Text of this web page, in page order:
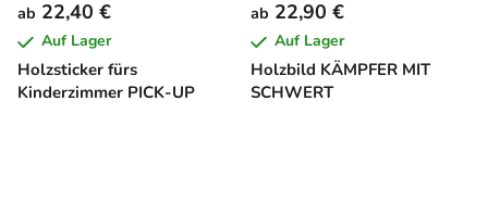
Holzsticker fürs
Kinderzimmer PICK-UP
ab 22,40 €
Auf Lager
Holzbild KÄMPFER MIT
SCHWERT
ab 22,90 €
Auf Lager